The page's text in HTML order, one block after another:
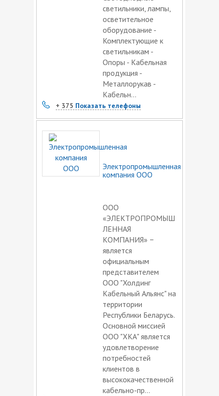
светильники, лампы,
осветительное
оборудование -
Комплектующие к
светильникам -
Опоры - Кабельная
продукция -
Металлорукав -
Кабельн...
+ 375 Показать телефоны
Электропромышленная
компания ООО
ООО
«ЭЛЕКТРОПРОМЫШ
ЛЕННАЯ
КОМПАНИЯ» −
является
официальным
представителем
ООО "Холдинг
Кабельный Альянс" на
территории
Республики Беларусь.
Основной миссией
ООО "ХКА" является
удовлетворение
потребностей
клиентов в
высококачественной
кабельно-пр...